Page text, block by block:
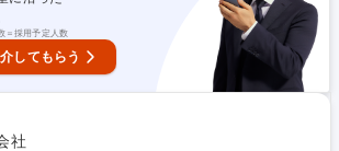
保
★年間休日127日
＝採用予定人数
してもらう
社